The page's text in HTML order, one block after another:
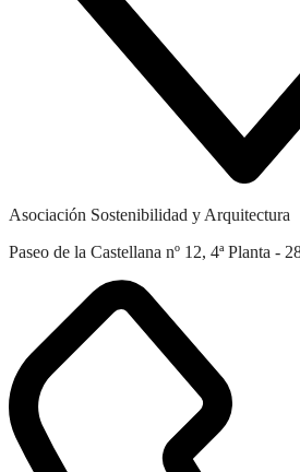
Asociación Sostenibilidad y Arquitectura
Paseo de la Castellana nº 12, 4ª Planta -